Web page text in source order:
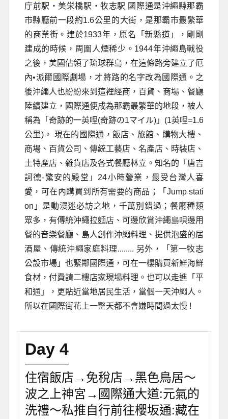
庁前駅・美栄橋駅・牧志駅 國際通是沖繩縣那霸
市縣廳前一段約1.6公里的大街，是那霸市最繁華
的商業街。建於1933年，原名「新縣道」，剛剛
建成的時候，周圍人煙稀少。1944年沖繩島戰役
之後，美國佔領了琉球群島，在這條路旁建立了厄
內•派爾國際劇場，才將路的名字改為國際通。之
後沖繩人也紛紛來到這裡經商，百貨、商場、餐廳
陸續建立，國際通便成為那霸最繁華的地段，被人
稱為「奇跡的一英哩(奇跡の1マイル)」(1英哩=1.6
公里)。 現在的國際通，飯店、旅館、購物大樓、
商場、百貨公司、傳統工藝店、名產店、時裝店、
土特產店、雜貨店及各式餐廳林立。知名的「唐吉
訶德-驚安的殿堂」24小時營業，最受台灣人喜
愛，可在內購買到所有需要的商品；「Jump stati
on」是動漫迷必訪之地，千萬別錯過；餐廳種類
眾多，有傳統沖繩拉麵店、可邊欣賞沖繩島唄邊用
餐的音樂餐廳、島人創作沖繩料理、提供泡盛的居
酒屋、傳統沖繩家庭料理........ 另外，「第一牧志
公設市場」也緊鄰國際通，可在一樓購買新鮮海鮮
食材，付費請二樓店家現場料理。也可以走進「平
和通」，更貼近當地居民生活，當個一天沖繩人。
所以在國際街花上一整天都不會嫌時間過太慢 !
Day 4
住宿飯店→免稅店→黑色鳥居～
波之上神宮→國際通大道:元氣的
洗禮～私推自行前往櫻坂通:藏在